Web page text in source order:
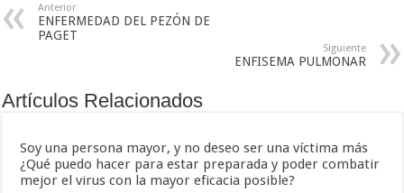
Anterior
ENFERMEDAD DEL PEZÓN DE
PAGET
Siguiente
ENFISEMA PULMONAR
Artículos Relacionados
Soy una persona mayor, y no deseo ser una víctima más
¿Qué puedo hacer para estar preparada y poder combatir
mejor el virus con la mayor eficacia posible?